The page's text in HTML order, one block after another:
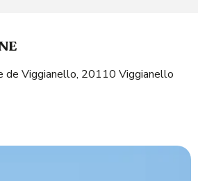
de Viggianello, 20110 Viggianello
favoris